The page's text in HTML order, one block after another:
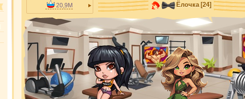
Ёлочка [24]
20,9M